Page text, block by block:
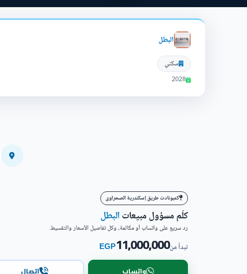
البطل
سكني
2028
كمبونادت طريق إسكندرية الصحراوى
كلّم مسؤول مبيعاتالبطل
رد سريع على واتساب أو مكالمة، وكل تفاصيل الأسعار والتقسيط.
تبدأ من11,000,000
EGP
واتساب اتصال